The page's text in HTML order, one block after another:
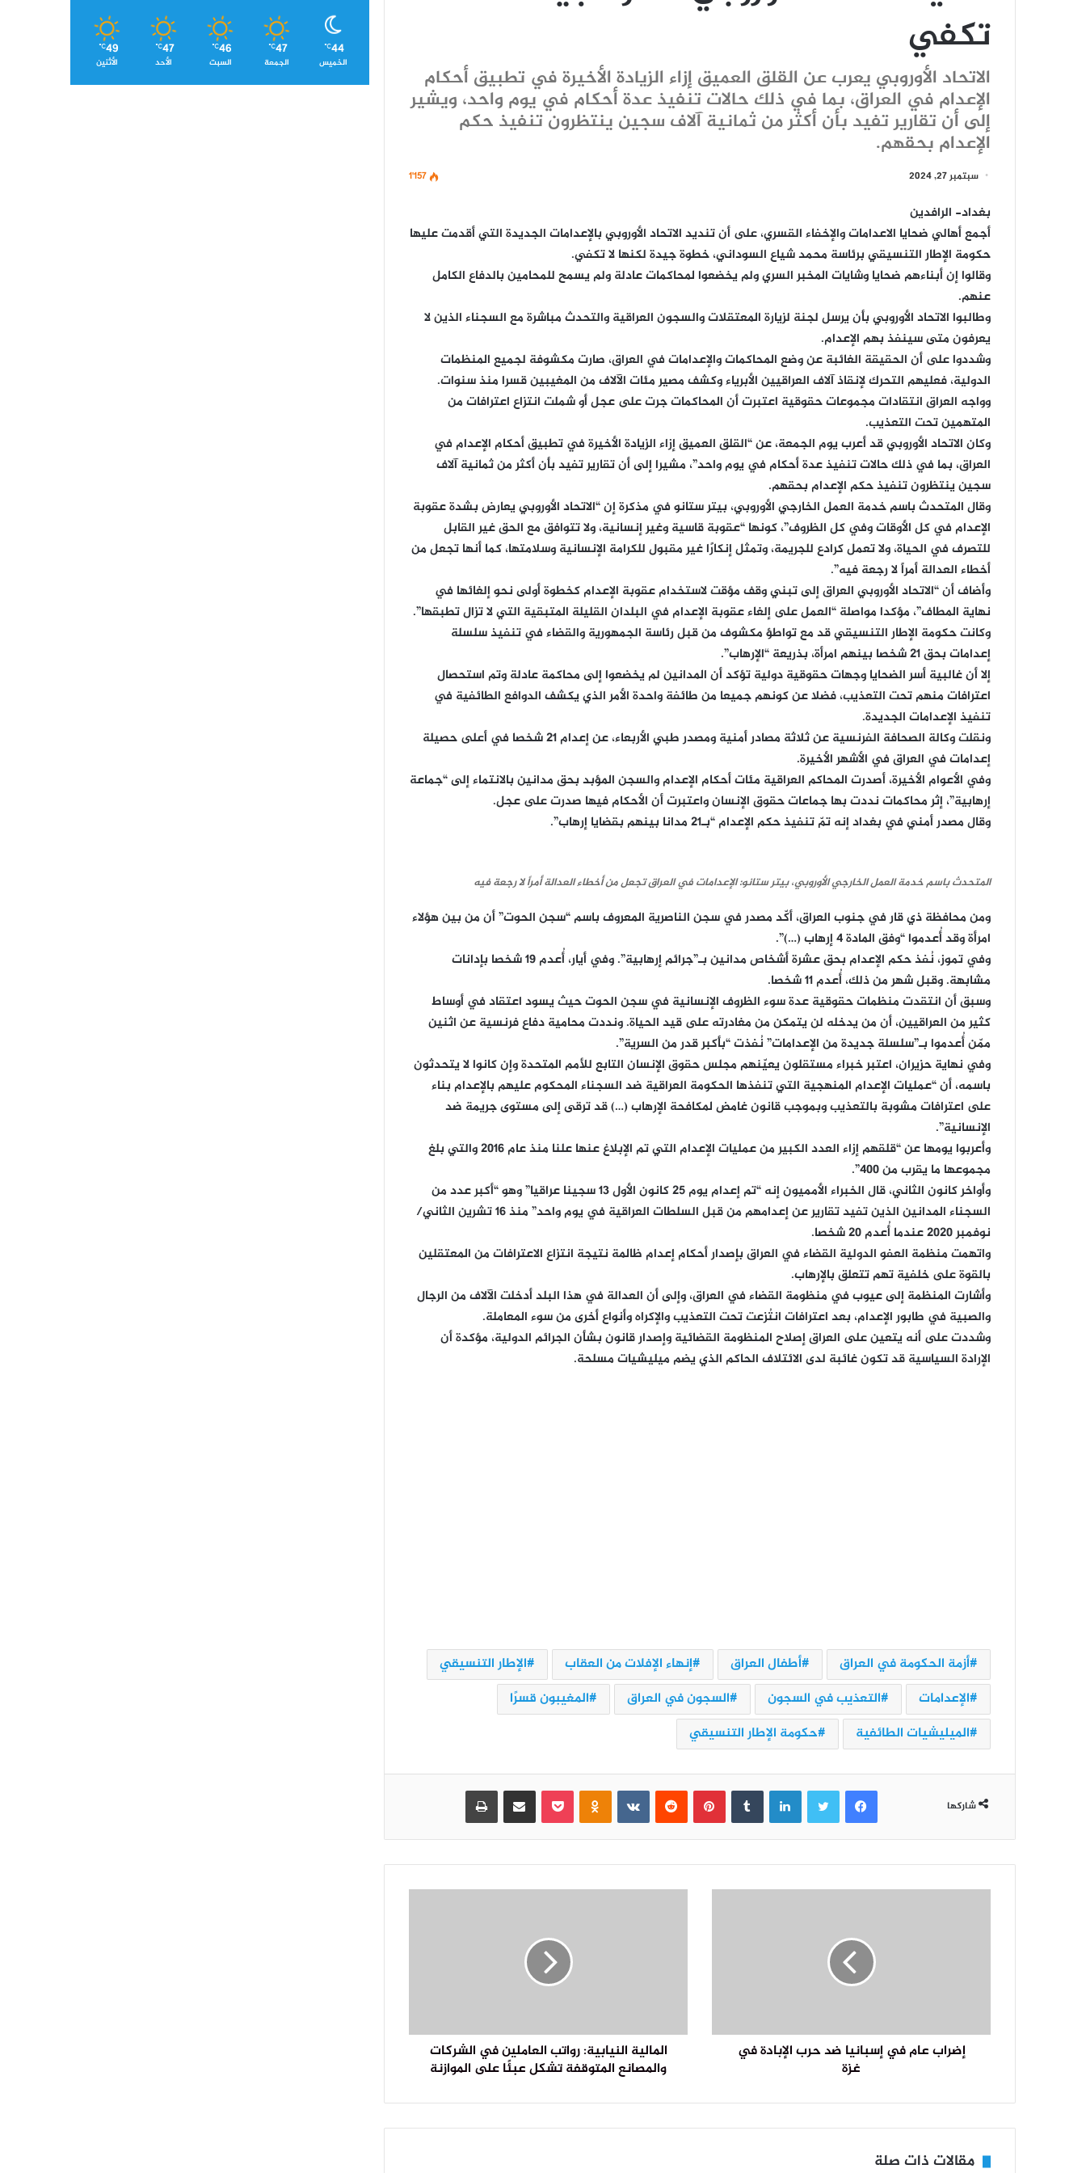
تكفي
الاتحاد الأوروبي يعرب عن القلق العميق إزاء الزيادة الأخيرة في تطبيق أحكام
الإعدام في العراق، بما في ذلك حالات تنفيذ عدة أحكام في يوم واحد، ويشير
إلى أن تقارير تفيد بأن أكثر من ثمانية آلاف سجين ينتظرون تنفيذ حكم
الإعدام بحقهم.
سبتمبر 27, 2024 1٬157
بغداد- الرافدين
أجمع أهالي ضحايا الاعدامات والإخفاء القسري، على أن تنديد الاتحاد الأوروبي بالإعدامات الجديدة التي أقدمت عليها
حكومة الإطار التنسيقي برئاسة محمد شياع السوداني، خطوة جيدة لكنها لا تكفي.
وقالوا إن أبناءهم ضحايا وشايات المخبر السري ولم يخضعوا لمحاكمات عادلة ولم يسمح للمحامين بالدفاع الكامل
عنهم.
وطالبوا الاتحاد الأوروبي بأن يرسل لجنة لزيارة المعتقلات والسجون العراقية والتحدث مباشرة مع السجناء الذين لا
يعرفون متى سينفذ بهم الإعدام.
وشددوا على أن الحقيقة الغائبة عن وضع المحاكمات والإعدامات في العراق، صارت مكشوفة لجميع المنظمات
الدولية، فعليهم التحرك لإنقاذ آلاف العراقيين الأبرياء وكشف مصير مئات الآلاف من المغيبين قسرا منذ سنوات.
وواجه العراق انتقادات مجموعات حقوقية اعتبرت أن المحاكمات جرت على عجل أو شملت انتزاع اعترافات من
المتهمين تحت التعذيب.
وكان الاتحاد الأوروبي قد أعرب يوم الجمعة، عن “القلق العميق إزاء الزيادة الأخيرة في تطبيق أحكام الإعدام في
العراق، بما في ذلك حالات تنفيذ عدة أحكام في يوم واحد”، مشيرا إلى أن تقارير تفيد بأن أكثر من ثمانية آلاف
سجين ينتظرون تنفيذ حكم الإعدام بحقهم.
وقال المتحدث باسم خدمة العمل الخارجي الأوروبي، بيتر ستانو في مذكرة إن “الاتحاد الأوروبي يعارض بشدة عقوبة
الإعدام في كل الأوقات وفي كل الظروف”، كونها “عقوبة قاسية وغير إنسانية، ولا تتوافق مع الحق غير القابل
للتصرف في الحياة، ولا تعمل كرادع للجريمة، وتمثل إنكارًا غير مقبول للكرامة الإنسانية وسلامتها، كما أنها تجعل من
أخطاء العدالة أمراً لا رجعة فيه”.
وأضاف أن “الاتحاد الأوروبي العراق إلى تبني وقف مؤقت لاستخدام عقوبة الإعدام كخطوة أولى نحو إلغائها في
نهاية المطاف”، مؤكدا مواصلة “العمل على إلغاء عقوبة الإعدام في البلدان القليلة المتبقية التي لا تزال تطبقها”.
وكانت حكومة الإطار التنسيقي قد مع تواطؤ مكشوف من قبل رئاسة الجمهورية والقضاء في تنفيذ سلسلة
إعدامات بحق 21 شخصا بينهم امرأة، بذريعة “الإرهاب”.
إلا أن غالبية أسر الضحايا وجهات حقوقية دولية تؤكد أن المدانين لم يخضعوا إلى محاكمة عادلة وتم استحصال
اعترافات منهم تحت التعذيب، فضلا عن كونهم جميعا من طائفة واحدة الأمر الذي يكشف الدوافع الطائفية في
تنفيذ الإعدامات الجديدة.
ونقلت وكالة الصحافة الفرنسية عن ثلاثة مصادر أمنية ومصدر طبي الأربعاء، عن إعدام 21 شخصا في أعلى حصيلة
إعدامات في العراق في الأشهر الأخيرة.
وفي الأعوام الأخيرة، أصدرت المحاكم العراقية مئات أحكام الإعدام والسجن المؤبد بحق مدانين بالانتماء إلى “جماعة
إرهابية”، إثر محاكمات نددت بها جماعات حقوق الإنسان واعتبرت أن الأحكام فيها صدرت على عجل.
وقال مصدر أمني في بغداد إنه تمّ تنفيذ حكم الإعدام “بـ21 مدانا بينهم بقضايا إرهاب”.
المتحدث باسم خدمة العمل الخارجي الأوروبي، بيتر ستانو: الإعدامات في العراق تجعل من أخطاء العدالة أمراً لا رجعة فيه
ومن محافظة ذي قار في جنوب العراق، أكّد مصدر في سجن الناصرية المعروف باسم “سجن الحوت” أن من بين هؤلاء
امرأة وقد أُعدموا “وفق المادة 4 إرهاب (…)”.
وفي تموز، نُفذ حكم الإعدام بحق عشرة أشخاص مدانين بـ”جرائم إرهابية”. وفي أيار، أُعدم 19 شخصا بإدانات
مشابهة. وقبل شهر من ذلك، أُعدم 11 شخصا.
وسبق أن انتقدت منظمات حقوقية عدة سوء الظروف الإنسانية في سجن الحوت حيث يسود اعتقاد في أوساط
كثير من العراقيين، أن من يدخله لن يتمكن من مغادرته على قيد الحياة. ونددت محامية دفاع فرنسية عن اثنين
ممّن أُعدموا بـ”سلسلة جديدة من الإعدامات” نُفذت “بأكبر قدر من السرية”.
وفي نهاية حزيران، اعتبر خبراء مستقلون يعيّنهم مجلس حقوق الإنسان التابع للأمم المتحدة وإن كانوا لا يتحدثون
باسمه، أن “عمليات الإعدام المنهجية التي تنفذها الحكومة العراقية ضد السجناء المحكوم عليهم بالإعدام بناء
على اعترافات مشوبة بالتعذيب وبموجب قانون غامض لمكافحة الإرهاب (…) قد ترقى إلى مستوى جريمة ضد
الإنسانية”.
وأعربوا يومها عن “قلقهم إزاء العدد الكبير من عمليات الإعدام التي تم الإبلاغ عنها علنا منذ عام 2016 والتي بلغ
مجموعها ما يقرب من 400”.
وأواخر كانون الثاني، قال الخبراء الأمميون إنه “تم إعدام يوم 25 كانون الأول 13 سجينا عراقيا” وهو “أكبر عدد من
السجناء المدانين الذين تفيد تقارير عن إعدامهم من قبل السلطات العراقية في يوم واحد” منذ 16 تشرين الثاني/
نوفمبر 2020 عندما أُعدم 20 شخصا.
واتهمت منظمة العفو الدولية القضاء في العراق بإصدار أحكام إعدام ظالمة نتيجة انتزاع الاعترافات من المعتقلين
بالقوة على خلفية تهم تتعلق بالإرهاب.
وأشارت المنظمة إلى عيوب في منظومة القضاء في العراق، وإلى أن العدالة في هذا البلد أدخلت الآلاف من الرجال
والصبية في طابور الإعدام، بعد اعترافات انتُزعت تحت التعذيب والإكراه وأنواع أخرى من سوء المعاملة.
وشددت على أنه يتعين على العراق إصلاح المنظومة القضائية وإصدار قانون بشأن الجرائم الدولية، مؤكدة أن
الإرادة السياسية قد تكون غائبة لدى الائتلاف الحاكم الذي يضم ميليشيات مسلحة.
أزمة الحكومة في العراق أطفال العراق إنهاء الإفلات من العقاب
الإطار التنسيقي
الإعدامات
التعذيب في السجون السجون في العراق
المغيبون قسرًا
الميليشيات الطائفية
حكومة الإطار التنسيقي
شاركها
فيسبوك لينكدإن بينتيريست بوكيت مشاركة عبر البريد
إضراب عام في إسبانيا ضد حرب الإبادة في
غزة
المالية النيابية: رواتب العاملين في الشركات
والمصانع المتوقفة تشكل عبئًا على الموازنة
مقالات ذات صلة
44
℃
الخميس
47
℃
الجمعة
46
℃
السبت
47
℃
الأحد
49
℃
الأثنين